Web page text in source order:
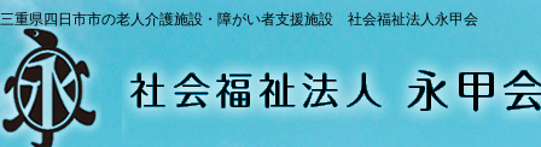
三重県四日市市の老人介護施設・障がい者支援施設 社会福祉法人永甲会